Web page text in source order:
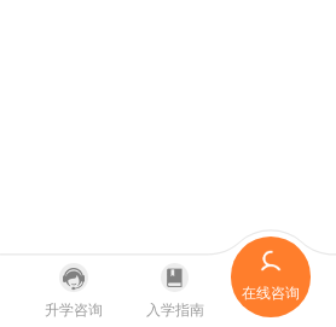
升学咨询 入学指南
在线咨询